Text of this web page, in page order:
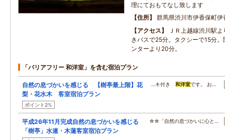
理にておもてなし致します
住所
群馬県渋川市伊香保町伊
アクセス
ＪＲ上越線渋川駅
きバスで25分。タクシーで15分
ンターより20分。
「バリアフリー 和洋室」を含む宿泊プラン
自然の息づかいを感じる 【樹亭最上階】花
梨・花水木 客室宿泊プラン
ポイント2%
…キ付き和洋室です。 お…
平成26年11月完成自然の息づかいを感じる
「樹亭」水連・木蓮客室宿泊プラン
☆☆「自然の息づかいに心と…